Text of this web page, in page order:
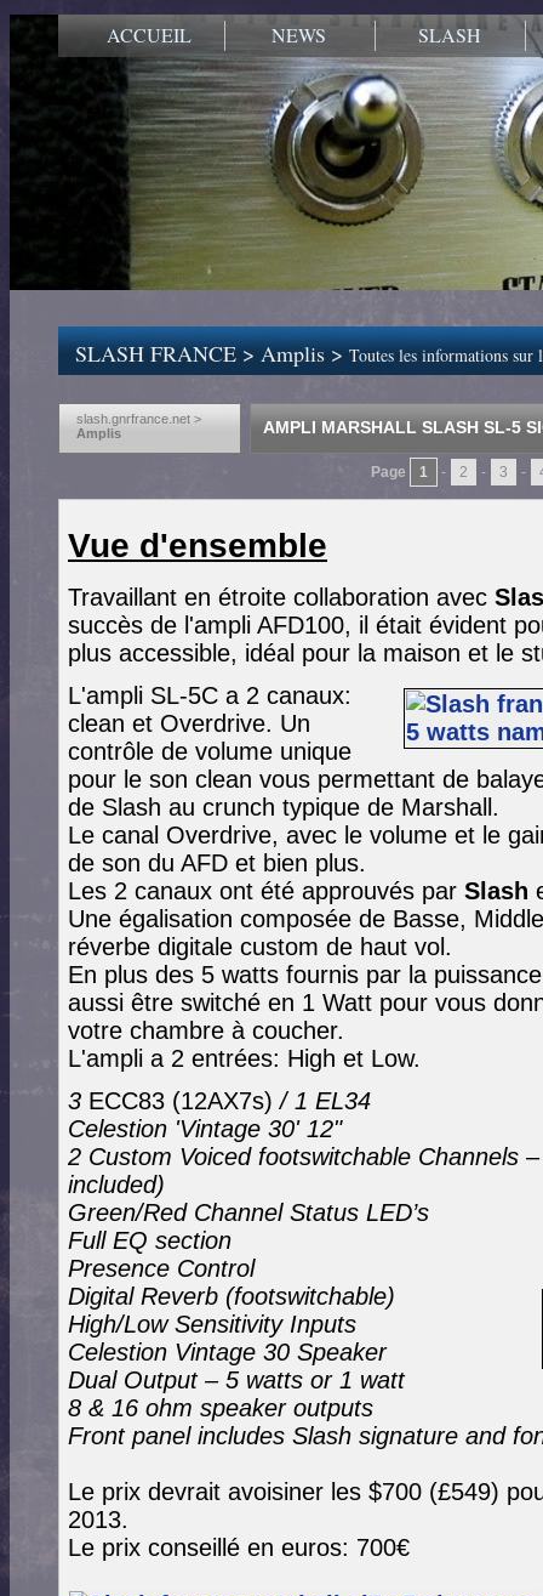
ACCUEIL NEWS SLASH
SLASH FRANCE>Amplis>Toutes les informations
slash.gnrfrance.net >
Amplis
AMPLI MARSHALL SLASH SL-5
Page 1 - 2 - 3 -
Vue d'ensemble
Travaillant en étroite collaboration avec
succès de l'ampli AFD100, il était évident
plus accessible, idéal pour la maison et le
L'ampli SL-5C a 2 canaux:
clean et Overdrive. Un
contrôle de volume unique
pour le son clean vous permettant de
de Slash au crunch typique de Marshall.
Le canal Overdrive, avec le volume et le
de son du AFD et bien plus.
Les 2 canaux ont été approuvés par Slash
Une égalisation composée de Basse,
réverbe digitale custom de haut vol.
En plus des 5 watts fournis par la
aussi être switché en 1 Watt pour vous
votre chambre à coucher.
L'ampli a 2 entrées: High et Low.
3 ECC83 (12AX7s) / 1 EL34
Celestion 'Vintage 30' 12"
2 Custom Voiced footswitchable Channels
included)
Green/Red Channel Status LED’s
Full EQ section
Presence Control
Digital Reverb (footswitchable)
High/Low Sensitivity Inputs
Celestion Vintage 30 Speaker
Dual Output – 5 watts or 1 watt
8 & 16 ohm speaker outputs
Front panel includes Slash signature and
Le prix devrait avoisiner les $700 (£549)
2013.
Le prix conseillé en euros: 700€